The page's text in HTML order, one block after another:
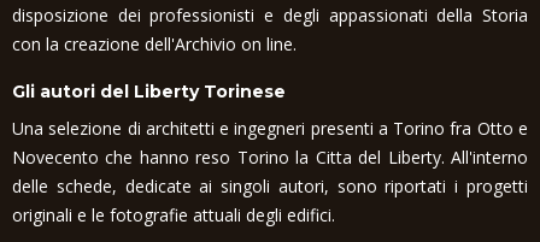
disposizione dei professionisti e degli appassionati della Storia
con la creazione dell'Archivio on line.
Gli autori del Liberty Torinese
Una selezione di architetti e ingegneri presenti a Torino fra Otto e
Novecento che hanno reso Torino la Citta del Liberty. All'interno
delle schede, dedicate ai singoli autori, sono riportati i progetti
originali e le fotografie attuali degli edifici.